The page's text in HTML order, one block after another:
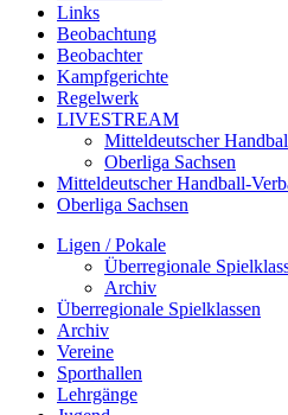
Links
Beobachtung
Beobachter
Kampfgerichte
Regelwerk
LIVESTREAM
Mitteldeutscher
Oberliga Sachsen
Mitteldeutscher Handball-
Oberliga Sachsen
Ligen / Pokale
Überregionale
Archiv
Überregionale Spielklassen
Archiv
Vereine
Sporthallen
Lehrgänge